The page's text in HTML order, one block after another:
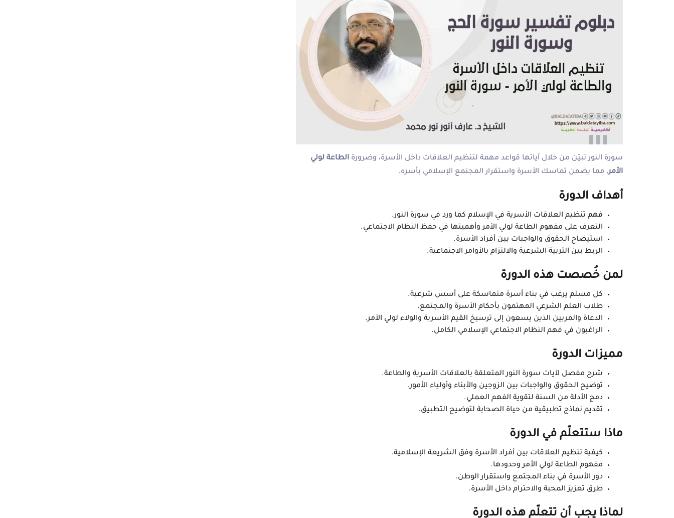
سورة النور تبيّن من خلال آياتها قواعد مهمة لتنظيم العلاقات داخل الأسرة، وضرورة الطاعة لولي
الأمر، مما يضمن تماسك الأسرة واستقرار المجتمع الإسلامي بأسره.
أهداف الدورة
فهم تنظيم العلاقات الأسرية في الإسلام كما ورد في سورة النور.
التعرف على مفهوم الطاعة لولي الأمر وأهميتها في حفظ النظام الاجتماعي.
استيضاح الحقوق والواجبات بين أفراد الأسرة.
الربط بين التربية الشرعية والالتزام بالأوامر الاجتماعية.
لمن خُصصت هذه الدورة
كل مسلم يرغب في بناء أسرة متماسكة على أسس شرعية.
طلاب العلم الشرعي المهتمون بأحكام الأسرة والمجتمع.
الدعاة والمربين الذين يسعون إلى ترسيخ القيم الأسرية والولاء لولي الأمر.
الراغبون في فهم النظام الاجتماعي الإسلامي الكامل.
مميزات الدورة
شرح مفصل لآيات سورة النور المتعلقة بالعلاقات الأسرية والطاعة.
توضيح الحقوق والواجبات بين الزوجين والأبناء وأولياء الأمور.
دمج الأدلة من السنة لتقوية الفهم العملي.
تقديم نماذج تطبيقية من حياة الصحابة لتوضيح التطبيق.
ماذا ستتعلّم في الدورة
كيفية تنظيم العلاقات بين أفراد الأسرة وفق الشريعة الإسلامية.
مفهوم الطاعة لولي الأمر وحدودها.
دور الأسرة في بناء المجتمع واستقرار الوطن.
طرق تعزيز المحبة والاحترام داخل الأسرة.
لماذا يجب أن تتعلّم هذه الدورة